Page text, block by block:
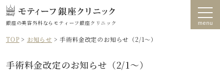
銀座の美容外科なら モティーフ銀座クリニック
TOP > お知らせ >手術料金改定のお知らせ（2/1～）
手術料金改定のお知らせ（2/1～）